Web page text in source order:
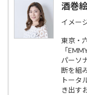
酒巻
イメー
東京・
「
パーソ
断を組
トータ
き出す